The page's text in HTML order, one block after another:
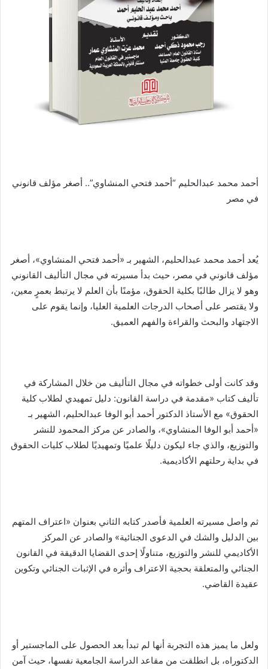
و
ا
أحمد محمد عبدالحليم “أحمد فتحي المنشاوي”.. أصغر مؤلف قانوني
في مصر
يُعد أحمد محمد عبدالحليم، الشهير بـ «أحمد فتحي المنشاوي»، أصغر
مؤلف قانوني في مصر، حيث بدأ مسيرته في مجال التأليف القانوني
وهو لا يزال طالبًا بكلية الحقوق، مؤمنًا بأن العلم لا يرتبط بعمرٍ معين،
ولا يقتصر على أصحاب الدرجات العلمية العليا، وإنما يقوم على
الاجتهاد والبحث والقراءة والفهم العميق.
وقد كانت أولى خطواته في مجال التأليف من خلال المشاركة في
تأليف كتاب «مقدمة في دراسة القانون: دليل تمهيدي لطلاب كلية
الحقوق» مع الأستاذ الدكتور أحمد أبو الوفا عبدالحليم، الشهير بـ
«أحمد أبو الوفا المنشاوي»، والصادر عن مركز المحمود للنشر
والتوزيع، والذي جاء ليكون دليلًا علميًا وتمهيديًا لطلاب كليات الحقوق
في بداية رحلتهم الأكاديمية.
ثم واصل مسيرته العلمية فأصدر كتابه الثاني بعنوان «اعتراف المتهم
بين الدليل والشك في الدعوى الجنائية» والصادر عن المركز
الأكاديمي للنشر والتوزيع، متناولًا إحدى القضايا الدقيقة في القانون
الجنائي والمتعلقة بحجية الاعتراف وأثره في الإثبات الجنائي وتكوين
عقيدة القاضي.
ولعل ما يميز هذه التجربة أنها لم تبدأ بعد الحصول على الماجستير أو
الدكتوراه، بل انطلقت من مقاعد الدراسة الجامعية نفسها، حيث آمن